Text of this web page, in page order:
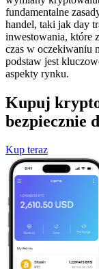
fundamentalne
handel, taki jak day
inwestowania, które
czas w oczekiwaniu
podstaw jest
aspekty rynku.
Kupuj
bezpiecznie
Kup teraz